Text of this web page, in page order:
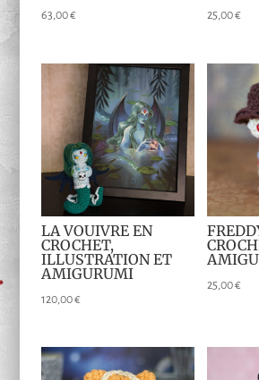
63,00€ 25,00€
LA VOUIVRE EN
CROCHET,
ILLUSTRATION ET
AMIGURUMI
120,00€
25,00€